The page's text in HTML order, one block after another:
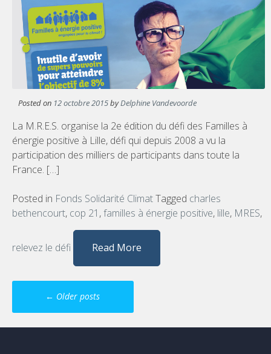
Posted on 12 octobre 2015byDelphine Vandevoorde
La M.R.E.S. organise la 2e édition du défi des Familles à
énergie positive à Lille, défi qui depuis 2008 a vu la
participation des milliers de participants dans toute la
France. […]
Posted in Fonds Solidarité ClimatTagged charles
bethencourt, cop 21 ,familles à énergie positive, lille, MRES,
relevez le défi Read More
Posts
navigation
← Older posts